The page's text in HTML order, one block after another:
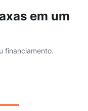
em um
financiamento.